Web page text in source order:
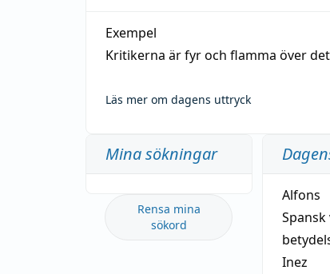
Exempel
Kritikerna är fyr och flamma över
Läs mer om dagens uttryck
Mina sökningar
Rensa mina
sökord
Alfons
Inez